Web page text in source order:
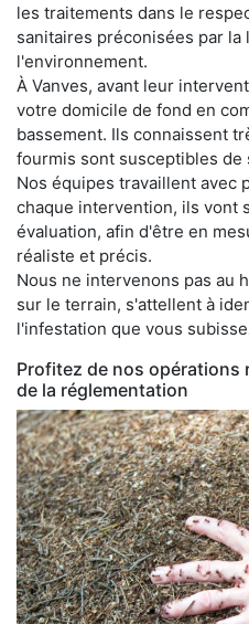
les traitements dans le
sanitaires préconisées par
l'environnement.
À Vanves, avant leur
votre domicile de fond en
bassement. Ils connaissent
fourmis sont susceptibles de
Nos équipes travaillent avec
chaque intervention, ils vont
évaluation, afin d'être en
réaliste et précis.
Nous ne intervenons pas au
sur le terrain, s'attellent à
l'infestation que vous
Profitez de nos opérations
de la réglementation